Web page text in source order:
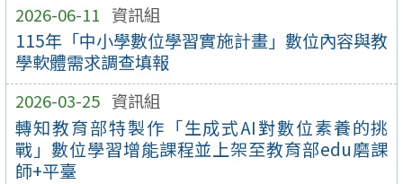
2026-06-11 資訊組
115年「中小學數位學習實施計畫」數位內容與教
學軟體需求調查填報
2026-03-25 資訊組
轉知教育部特製作「生成式AI對數位素養的挑
戰」數位學習增能課程並上架至教育部edu磨課
師+平臺